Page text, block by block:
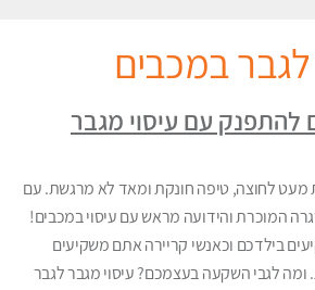
לגבר במכבים
להתפנק עם עיסוי מגבר
מעט לחוצה, טיפה חונקת ומאד לא מרגשת. עם
המוכרת והידועה מראש עם עיסוי במכבים!
בילדכם וכאנשי קריירה אתם משקיעים
ומה לגבי השקעה בעצמכם? עיסוי מגבר לגבר